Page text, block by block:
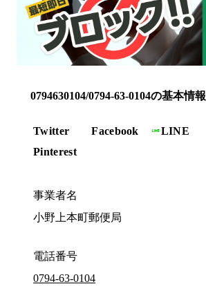
0794630104/0794-63-0104の基本情報
Twitter Facebook LINE
Pinterest
事業者名
小野上本町郵便局
電話番号
0794-63-0104